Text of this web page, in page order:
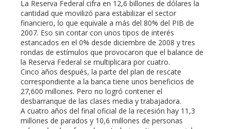
La Reserva Federal cifra en 12,6 billones de dólares la
cantidad que movilizó para estabilizar el sector
financiero, lo que equivale a más del 80% del PIB de
2007. Eso sin contar con unos tipos de interés
estancados en el 0% desde diciembre de 2008 y tres
rondas de estímulos que provocaron que el balance de
la Reserva Federal se multiplicara por cuatro.
Cinco años después, la parte del plan de rescate
correspondiente a la banca tiene unos beneficios de
27,600 millones. Pero no logró contener el
desbarranque de las clases media y trabajadora.
A cuatro años del final oficial de la recesión hay 11,3
millones de parados y 10,6 millones de personas